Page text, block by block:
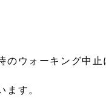
のウォーキング中止
ます。